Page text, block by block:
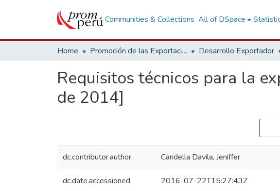
Communities & Collections All of DSpace
Home Promoción de las Exportaciones Desarrollo Exportador
Requisitos técnicos para la
de 2014]
dc.contributor.author Candella Davila, Jeniffer
dc.date.accessioned 2016-07-22T15:27:43Z